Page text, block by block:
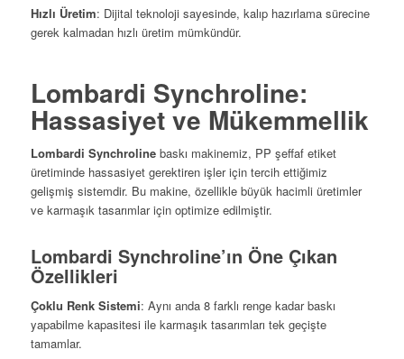
Hızlı Üretim: Dijital teknoloji sayesinde, kalıp hazırlama sürecine
gerek kalmadan hızlı üretim mümkündür.
Lombardi Synchroline:
Hassasiyet ve Mükemmellik
Lombardi Synchrolinebaskı makinemiz, PP şeffaf etiket
üretiminde hassasiyet gerektiren işler için tercih ettiğimiz
gelişmiş sistemdir. Bu makine, özellikle büyük hacimli üretimler
ve karmaşık tasarımlar için optimize edilmiştir.
Lombardi Synchroline’ın Öne Çıkan
Özellikleri
Çoklu Renk Sistemi: Aynı anda 8 farklı renge kadar baskı
yapabilme kapasitesi ile karmaşık tasarımları tek geçişte
tamamlar.